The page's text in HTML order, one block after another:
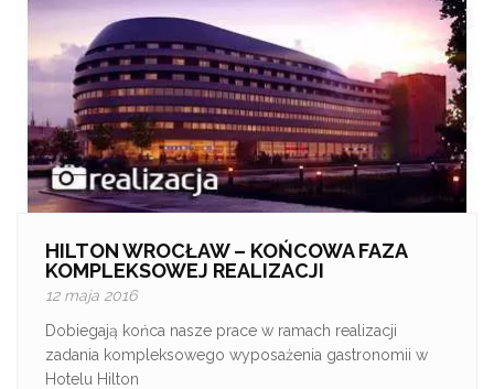
HILTON WROCŁAW – KOŃCOWA FAZA
KOMPLEKSOWEJ REALIZACJI
12 maja 2016
Dobiegają końca nasze prace w ramach realizacji
zadania kompleksowego wyposażenia gastronomii w
Hotelu Hilton